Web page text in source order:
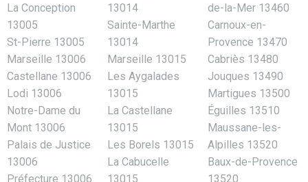
La Conception
13005
St-Pierre 13005
Marseille 13006
Castellane 13006
Lodi 13006
Notre-Dame du
Mont 13006
Palais de Justice
13006
Préfecture 13006
13014
Sainte-Marthe
13014
Marseille 13015
Les Aygalades
13015
La Castellane
13015
Les Borels 13015
La Cabucelle
13015
de-la-Mer 13460
Carnoux-en-
Provence 13470
Cabriès 13480
Jouques 13490
Martigues 13500
Éguilles 13510
Maussane-les-
Alpilles 13520
Baux-de-Provence
13520